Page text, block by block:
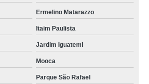
Ermelino Matarazzo
Itaim Paulista
Jardim Iguatemi
Mooca
Parque São Rafael